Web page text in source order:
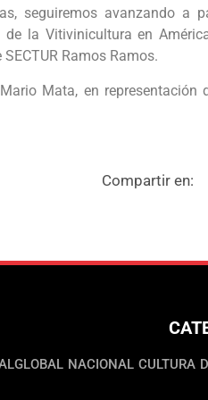
seguiremos avanzando a
la Vitivinicultura en
Ramos Ramos.
Mata, en
Compartir en:
GLOBAL NACIONAL CULTURA